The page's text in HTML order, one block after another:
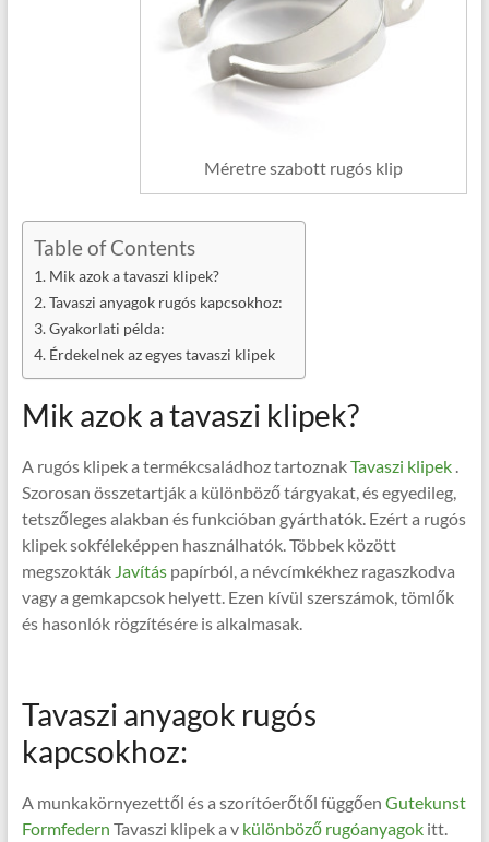
Méretre szabott rugós klip
Table of Contents
Mik azok a tavaszi klipek?
Tavaszi anyagok rugós kapcsokhoz:
Gyakorlati példa:
Érdekelnek az egyes tavaszi klipek
Mik azok a tavaszi klipek?
A rugós klipek a termékcsaládhoz tartoznakTavaszi klipek.
Szorosan összetartják a különböző tárgyakat, és egyedileg,
tetszőleges alakban és funkcióban gyárthatók. Ezért a rugós
klipek sokféleképpen használhatók. Többek között
megszoktákJavításpapírból, a névcímkékhez ragaszkodva
vagy a gemkapcsok helyett. Ezen kívül szerszámok, tömlők
és hasonlók rögzítésére is alkalmasak.
Tavaszi anyagok rugós
kapcsokhoz:
A munkakörnyezettől és a szorítóerőtől függően Gutekunst
Formfedern Tavaszi klipek a vkülönböző rugóanyagokitt.